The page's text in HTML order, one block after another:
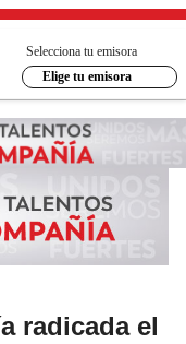
Selecciona tu emisora
Elige tu emisora
radicada el